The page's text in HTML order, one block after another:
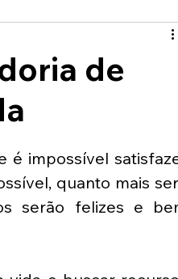
de
é impossível
quanto mais
serão felizes e